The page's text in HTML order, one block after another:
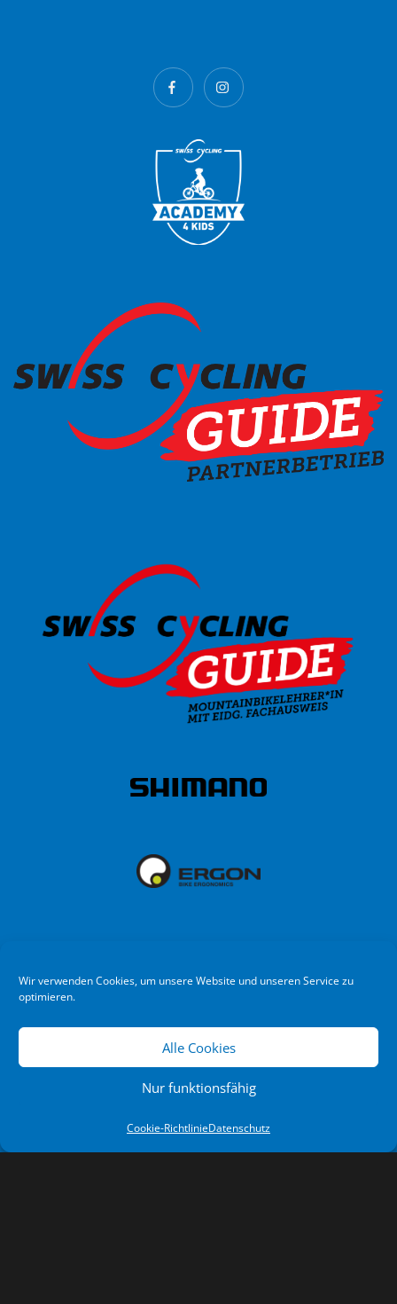
Wir verwenden Cookies, um unsere Website und unseren Service zu
optimieren.
Alle Cookies
Nur funktionsfähig
Cookie-RichtlinieDatenschutz